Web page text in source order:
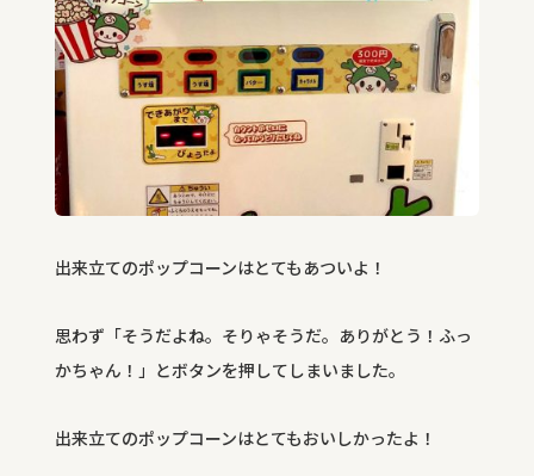
出来立てのポップコーンはとてもあついよ！
思わず「そうだよね。そりゃそうだ。ありがとう！ふっ
かちゃん！」とボタンを押してしまいました。
出来立てのポップコーンはとてもおいしかったよ！